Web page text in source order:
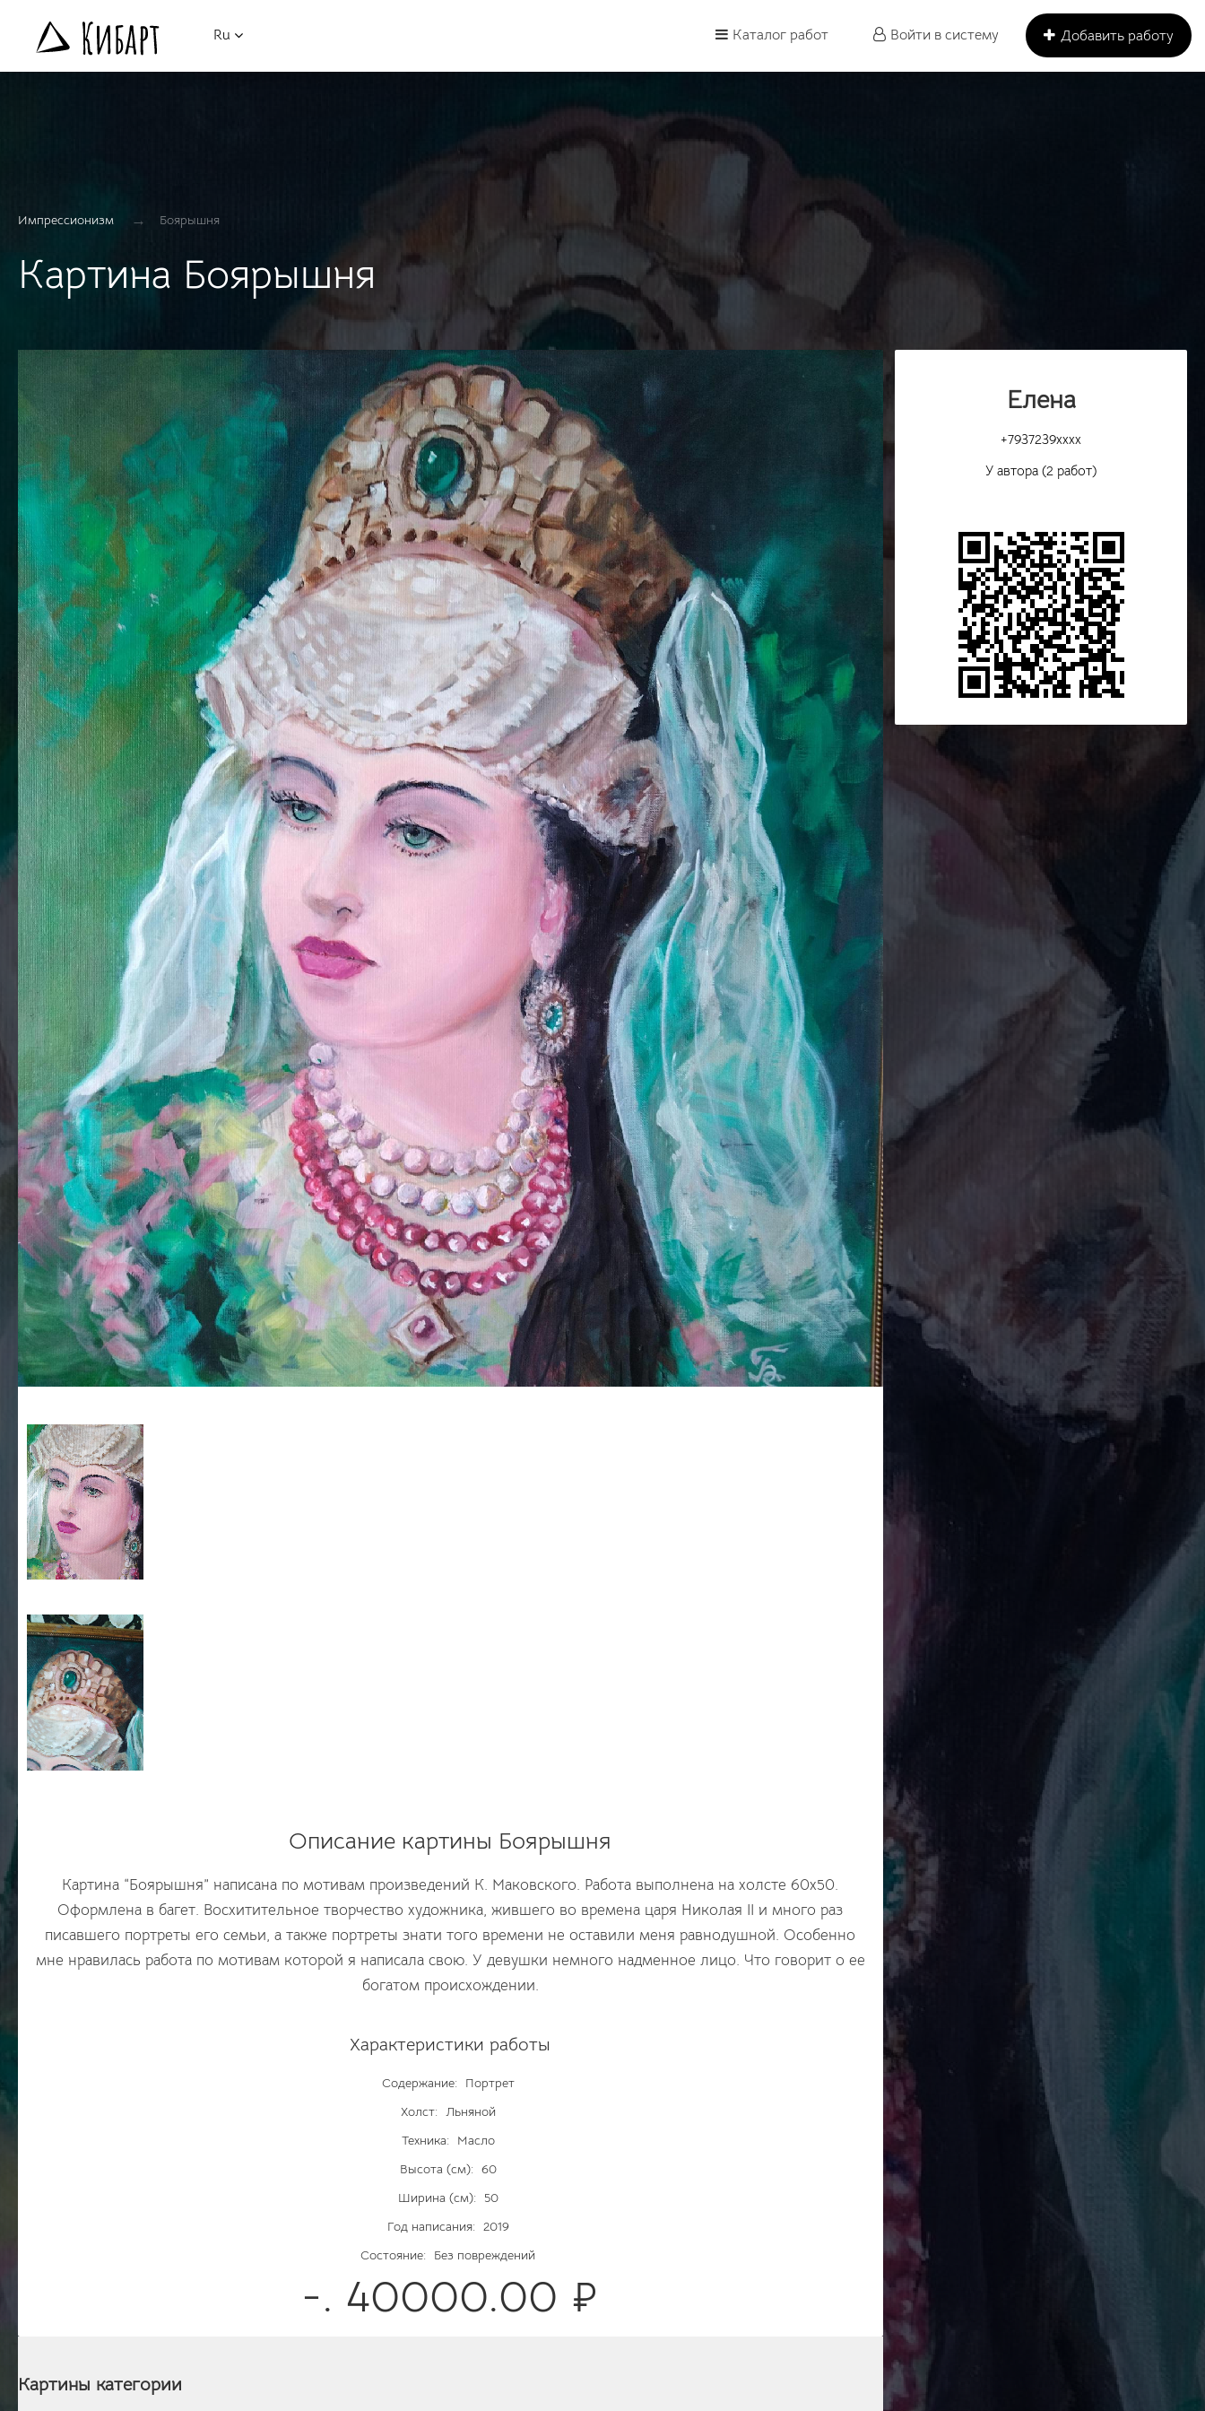
Ru Добавить работу
Каталог работ Войти в систему
Импрессионизм → Боярышня
Картина Боярышня
Описание картины Боярышня
Картина “Боярышня” написана по мотивам произведений К. Маковского. Работа выполнена на холсте 60х50.
Оформлена в багет. Восхитительное творчество художника, жившего во времена царя Николая II и много раз
писавшего портреты его семьи, а также портреты знати того времени не оставили меня равнодушной. Особенно
мне нравилась работа по мотивам которой я написала свою. У девушки немного надменное лицо. Что говорит о ее
богатом происхождении.
Характеристики работы
Содержание:
Портрет
Холст: Льняной
Техника:
Масло
Высота (см): 60
Ширина (см):
50
Год написания: 2019
Состояние:
Без повреждений
-. 40000.00 ₽
Елена
+7937239xxxx
У автора (2 работ)
Картины категории